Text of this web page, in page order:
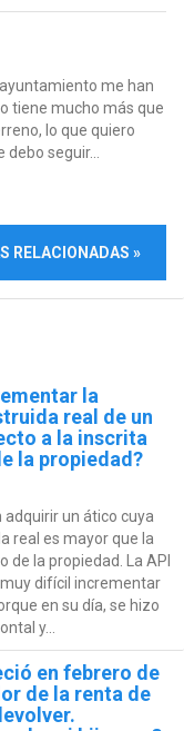
me han
tiene mucho más que
lo que quiero
seguir...
RELACIONADAS »
la
real de un
a la inscrita
la propiedad?
adquirir un ático cuya
real es mayor que la
de la propiedad. La API
difícil incrementar
en su día, se hizo
y...
en febrero de
de la renta de